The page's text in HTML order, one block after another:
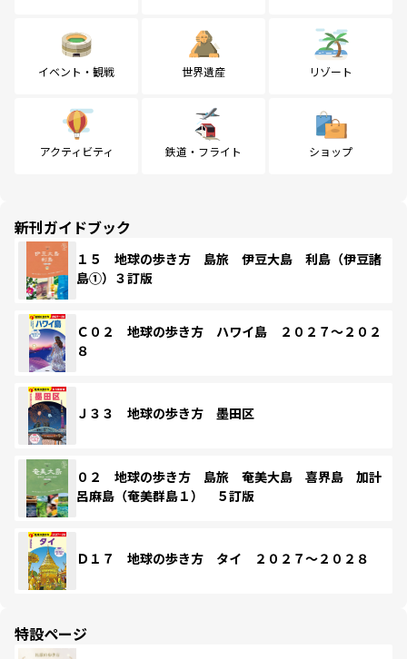
イベント・観戦 世界遺産 リゾート
アクティビティ 鉄道・フライト ショップ
新刊ガイドブック
１５ 地球の歩き方 島旅 伊豆大島 利島（伊豆諸
島①）３訂版
Ｃ０２ 地球の歩き方 ハワイ島 ２０２７～２０２
８
Ｊ３３ 地球の歩き方 墨田区
０２ 地球の歩き方 島旅 奄美大島 喜界島 加計
呂麻島（奄美群島１） ５訂版
Ｄ１７ 地球の歩き方 タイ ２０２７～２０２８
特設ページ